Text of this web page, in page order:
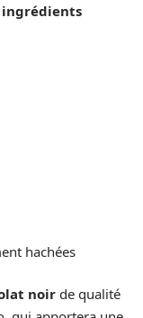
ingrédients
hachées
noirde qualité